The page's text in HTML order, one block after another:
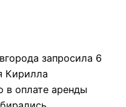
запросила 6
Кирилла
в оплате аренды